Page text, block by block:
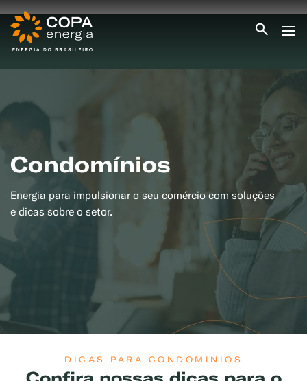
PEÇA GÁS
SEJA REVENDEDOR
MEDIÇÃO INDIVIDUALIZADA
#CAMPANHAS
Condomínios
Energia para impulsionar o seu comércio com soluções
e dicas sobre o setor.
DICAS PARA CONDOMÍNIOS